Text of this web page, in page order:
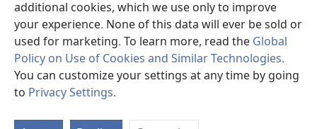
additional cookies, which we use only to improve
your experience. None of this data will ever be sold or
used for marketing. To learn more, read the Global
Policy on Use of Cookies and Similar Technologies.
You can customize your settings at any time by going
to Privacy Settings.
वॉचटावर लाइब्रेरी
Copyright© 2026 Watch Tower Bible and Tract Society of Pennsylvania.
इस्तेमाल की शर्तें